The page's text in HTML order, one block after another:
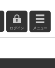
ログイン メニュー